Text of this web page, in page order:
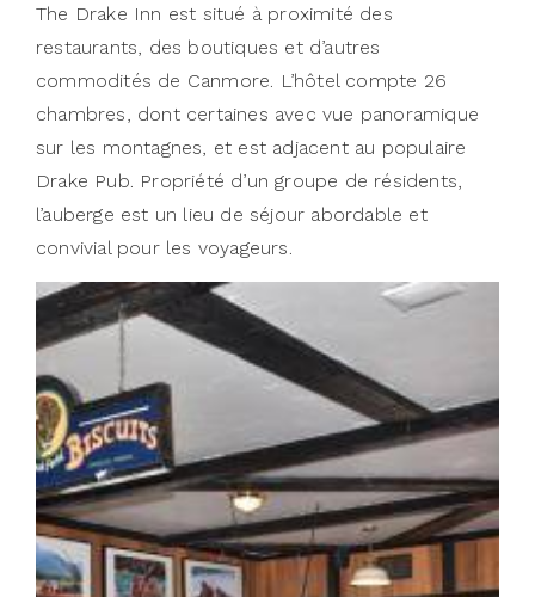
The Drake Inn est situé à proximité des
restaurants, des boutiques et d’autres
commodités de Canmore. L’hôtel compte 26
chambres, dont certaines avec vue panoramique
sur les montagnes, et est adjacent au populaire
Drake Pub. Propriété d’un groupe de résidents,
l’auberge est un lieu de séjour abordable et
convivial pour les voyageurs.